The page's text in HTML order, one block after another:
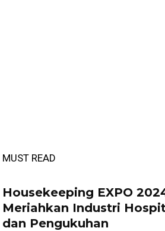
MUST READ
Housekeeping EXPO
Meriahkan Industri
dan Pengukuhan